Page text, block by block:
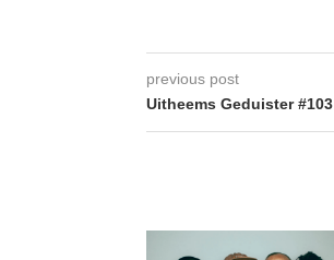
previous post
Uitheems Geduister #103